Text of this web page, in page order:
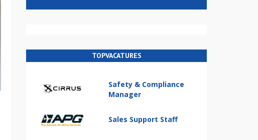
TOPVACATURES
Safety & Compliance
Manager
Sales Support Staff